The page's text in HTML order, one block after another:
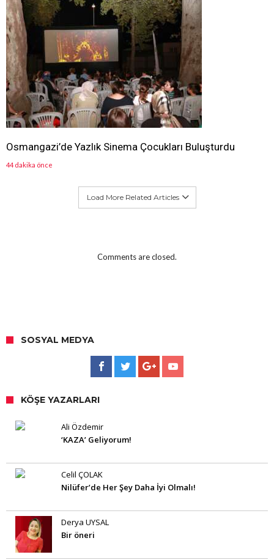
Osmangazi’de Yazlık Sinema Çocukları Buluşturdu
44 dakika önce
Load More Related Articles
Comments are closed.
SOSYAL MEDYA
KÖŞE YAZARLARI
Ali Özdemir
‘KAZA’ Geliyorum!
Celil ÇOLAK
Nilüfer’de Her Şey Daha İyi Olmalı!
Derya UYSAL
Bir öneri